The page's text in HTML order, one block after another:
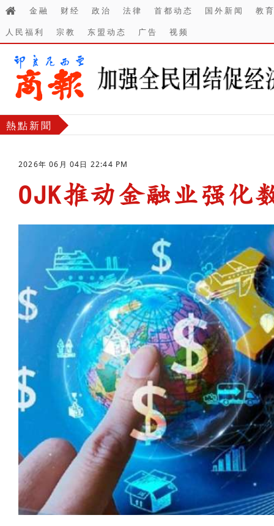
金融 财经 政治 法律 首都动态 国外新闻
教
人民福利
宗教 东盟动态 广告 视频
熱點新聞
2026年 06月 04日 22:44 PM
OJK推动金融业强化